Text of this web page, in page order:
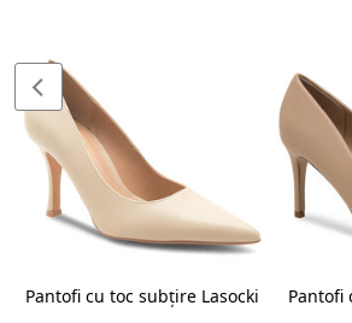
Pantofi cu toc subțire Lasocki
Pantofi